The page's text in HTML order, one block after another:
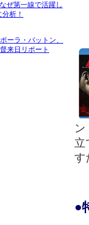
ぜ第一線で活躍し
析！
ーラ・パットン、
来日リポート
ン
立
す
●